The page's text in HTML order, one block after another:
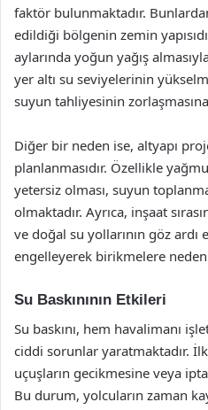
faktör bulunmaktadır.
edildiği bölgenin zemin
aylarında yoğun yağış
yer altı su seviyelerinin
suyun tahliyesinin
Diğer bir neden ise, altyapı
planlanmasıdır. Özellikle
yetersiz olması, suyun
olmaktadır. Ayrıca, inşaat
ve doğal su yollarının göz ardı
engelleyerek birikmelere
Su Baskınının Etkileri
Su baskını, hem havalimanı
ciddi sorunlar yaratmaktadır.
uçuşların gecikmesine veya
Bu durum, yolcuların zaman